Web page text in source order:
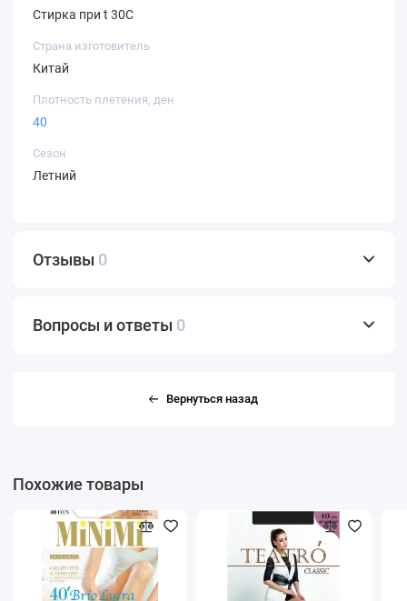
Стирка при t 30С
Страна изготовитель
Китай
Плотность плетения, ден
40
Сезон
Летний
Отзывы 0
Вопросы и ответы 0
Вернуться назад
Похожие товары